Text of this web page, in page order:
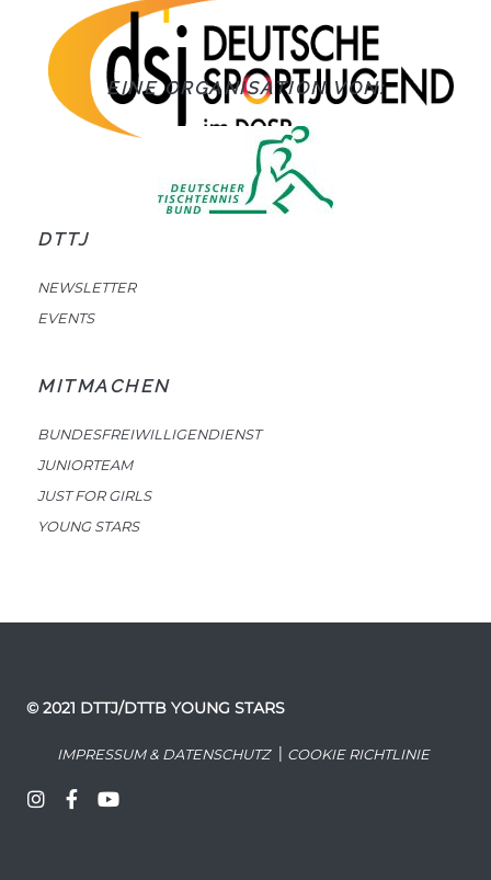
EINE ORGANISATION VON:
DTTJ
NEWSLETTER
EVENTS
MITMACHEN
BUNDESFREIWILLIGENDIENST
JUNIORTEAM
JUST FOR GIRLS
YOUNG STARS
© 2021 DTTJ/DTTB YOUNG STARS
IMPRESSUM & DATENSCHUTZ| COOKIE RICHTLINIE